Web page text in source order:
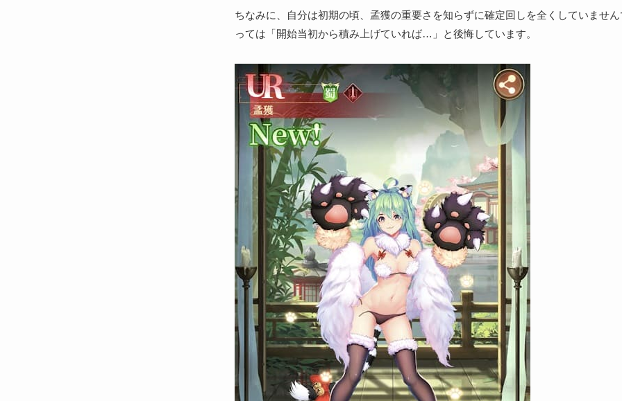
ちなみに、自分は初期の頃、孟獲の重要さを知らずに確定回しを全くしていませ
っては「開始当初から積み上げていれば…」と後悔しています。